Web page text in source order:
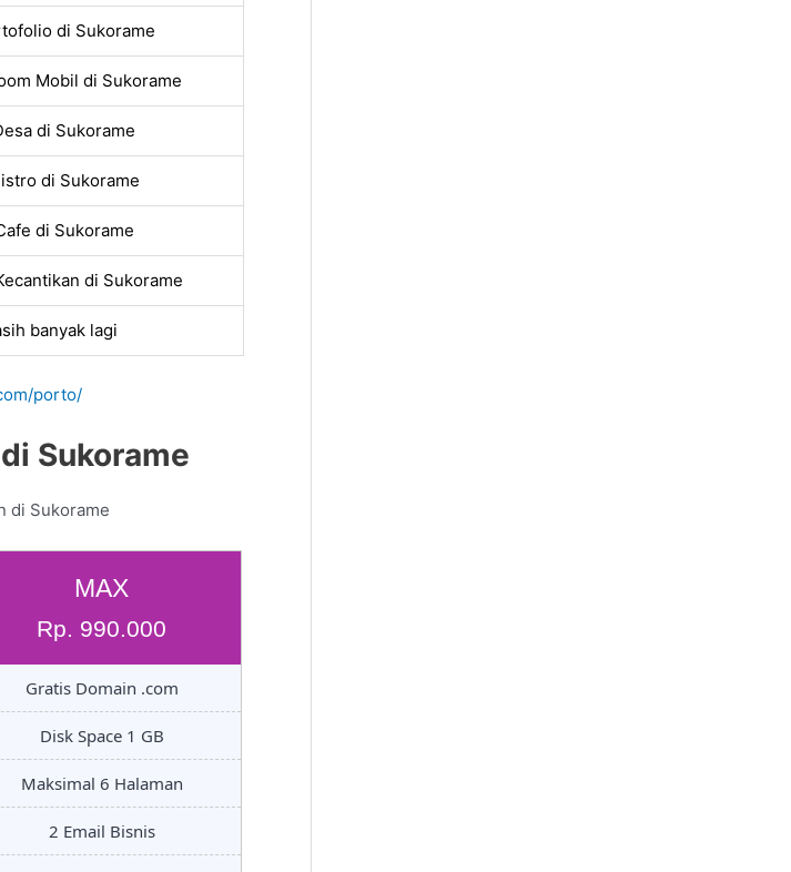
di Sukorame
Mobil di Sukorame
di Sukorame
di Sukorame
di Sukorame
di Sukorame
banyak lagi
porto/
Sukorame
di Sukorame
MAX
Rp. 990.000
Gratis Domain .com
Disk Space 1 GB
Maksimal 6 Halaman
2 Email Bisnis